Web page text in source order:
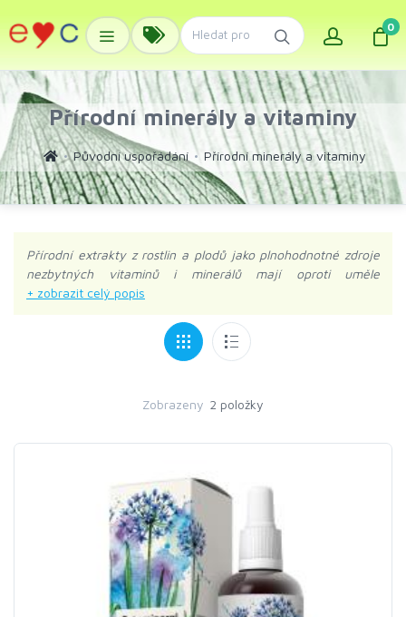
0
Přírodní minerály a vitaminy
Původní uspořádání Přírodní minerály a vitaminy
Přírodní extrakty z rostlin a plodů jako plnohodnotné zdroje
nezbytných vitaminů i minerálů mají oproti uměle
vyráběným formám nesporné výhody. V přírodě se
ve výsledném komplexu hrají nezastupitelnou roli. Jsou
nesmírně významné zejména kvůli synergickému efektu,
Zobrazeny 2 položky